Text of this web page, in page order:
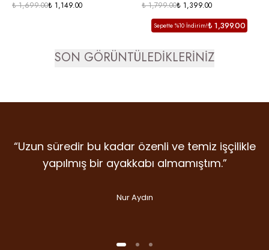
FERMUAR DETAY KADIN TOPUKLU
₺ 1,699.00₺ 1,149.00
TABAN BOT GÜMÜŞ TAŞ BASKILI
KADIN BOT ORBEN
₺ 1,799.00₺ 1,399.00
Sepette %10 İndirim!₺ 1,399.00
SON GÖRÜNTÜLEDİKLERİNİZ
“Uzun süredir bu kadar özenli ve temiz işçilikle
yapılmış bir ayakkabı almamıştım.”
Nur Aydın
“Detaylara verilen emek, malzeme kalitesi ve
duruş… Gram şüphe duymadan ikinci
“İlk giydiğim anda farkını hissettiren nadir
markalardan. Dicle Polat Shoes’ta kalite laf